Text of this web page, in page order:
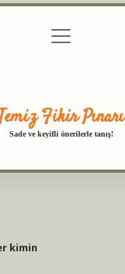
Gizlilik Politikası
menüyü
aç
Fikir Pınarı
Sade ve keyifli önerilerle tanış!
kimin